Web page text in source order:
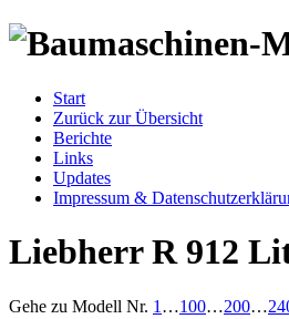
Start
Zurück zur Übersicht
Berichte
Links
Updates
Impressum &
Liebherr R 912
Gehe zu Modell Nr. 1 …100…200…